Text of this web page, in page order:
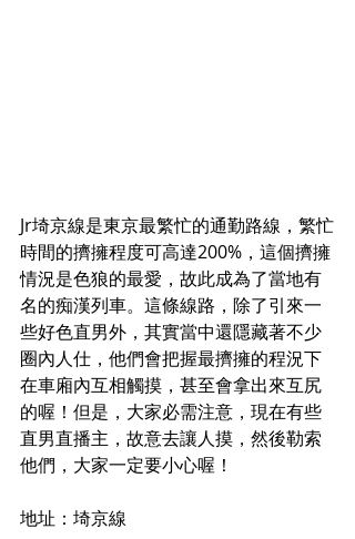
Jr埼京線是東京最繁忙的通勤路線，繁忙
時間的擠擁程度可高達200%，這個擠擁
情況是色狼的最愛，故此成為了當地有
名的痴漢列車。這條線路，除了引來一
些好色直男外，其實當中還隱藏著不少
圈內人仕，他們會把握最擠擁的程況下
在車廂內互相觸摸，甚至會拿出來互尻
的喔！但是，大家必需注意，現在有些
直男直播主，故意去讓人摸，然後勒索
他們，大家一定要小心喔！
地址：埼京線